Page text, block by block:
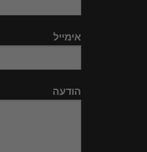
אימייל
הודעה